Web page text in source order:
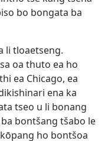
bo bongata ba
li tloaetseng.
oa thuto ea ho
ea Chicago, ea
ena ka
tseo u li bonang
bontšang tšabo le
ho bontšoa